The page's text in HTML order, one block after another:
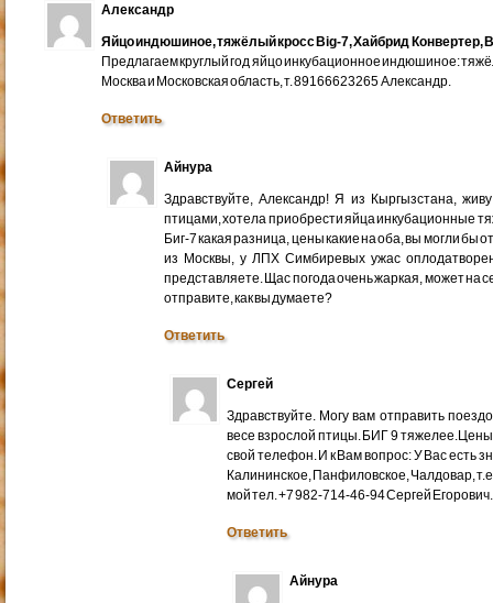
Александр
Яйцо индюшиное, тяжёлый кросс Big-7, Хайбрид Конвертер,
Предлагаем круглый год яйцо инкубационное индюшиное:
Москва и Московская область, т. 89166623265 Александр.
Ответить
Айнура
Здравствуйте, Александр! Я из Кыргызстана,
птицами, хотела приобрести яйца инкубационные
Биг-7 какая разница, цены какие на оба, вы могли бы
из Москвы, у ЛПХ Симбиревых ужас
представляете. Щас погода очень жаркая, может на
отправите, как вы думаете?
Ответить
Сергей
Здравствуйте. Могу вам отправить
весе взрослой птицы. БИГ 9
свой телефон. И к Вам вопрос: У Вас есть
Калининское, Панфиловское, Чалдовар,
мой тел. +7 982-714-46-94 Сергей Егорович.
Ответить
Айнура